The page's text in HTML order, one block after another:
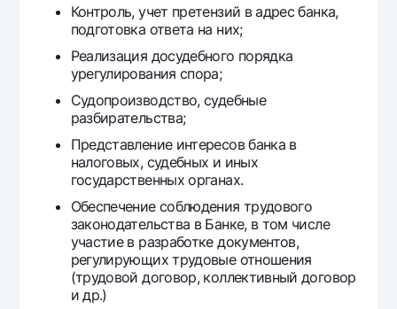
Контроль, учет претензий в адрес банка,
подготовка ответа на них;
Реализация досудебного порядка
урегулирования спора;
Судопроизводство, судебные
разбирательства;
Представление интересов банка в
налоговых, судебных и иных
государственных органах.
Обеспечение соблюдения трудового
законодательства в Банке, в том числе
участие в разработке документов,
регулирующих трудовые отношения
(трудовой договор, коллективный договор
и др.)